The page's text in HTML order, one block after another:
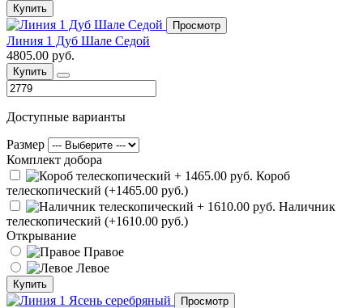
Купить
Просмотр
Линия 1 Дуб Шале Седой
4805.00 руб.
Купить
Доступные варианты
Размер
Комплект добора
Короб
телескопический (+1465.00 руб.)
Наличник
телескопический (+1610.00 руб.)
Открывание
Правое
Левое
Купить
Просмотр